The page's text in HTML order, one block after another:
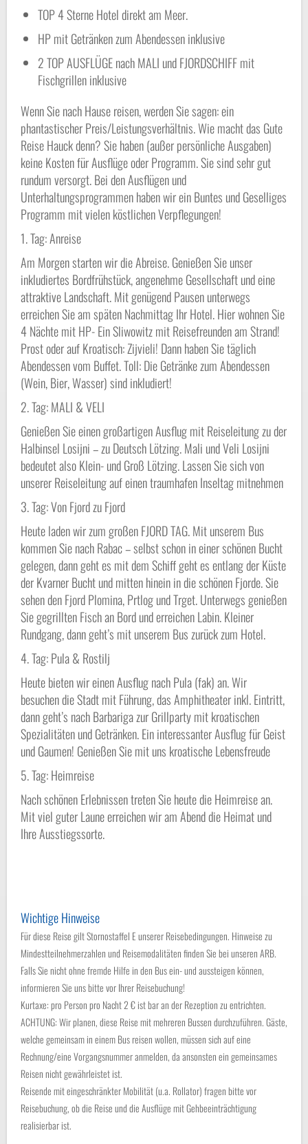
TOP 4 Sterne Hotel direkt am Meer.
HP mit Getränken zum Abendessen inklusive
2 TOP AUSFLÜGE nach MALI und FJORDSCHIFF mit
Fischgrillen inklusive
Wenn Sie nach Hause reisen, werden Sie sagen: ein
phantastischer Preis/Leistungsverhältnis. Wie macht das Gute
Reise Hauck denn? Sie haben (außer persönliche Ausgaben)
keine Kosten für Ausflüge oder Programm. Sie sind sehr gut
rundum versorgt. Bei den Ausflügen und
Unterhaltungsprogrammen haben wir ein Buntes und Geselliges
Programm mit vielen köstlichen Verpflegungen!
1. Tag: Anreise
Am Morgen starten wir die Abreise. Genießen Sie unser
inkludiertes Bordfrühstück, angenehme Gesellschaft und eine
attraktive Landschaft. Mit genügend Pausen unterwegs
erreichen Sie am späten Nachmittag Ihr Hotel. Hier wohnen Sie
4 Nächte mit HP- Ein Sliwowitz mit Reisefreunden am Strand!
Prost oder auf Kroatisch: Zijvieli! Dann haben Sie täglich
Abendessen vom Buffet. Toll: Die Getränke zum Abendessen
(Wein, Bier, Wasser) sind inkludiert!
2. Tag: MALI & VELI
Genießen Sie einen großartigen Ausflug mit Reiseleitung zu der
Halbinsel Losijni – zu Deutsch Lötzing. Mali und Veli Losijni
bedeutet also Klein- und Groß Lötzing. Lassen Sie sich von
unserer Reiseleitung auf einen traumhafen Inseltag mitnehmen
3. Tag: Von Fjord zu Fjord
Heute laden wir zum großen FJORD TAG. Mit unserem Bus
kommen Sie nach Rabac – selbst schon in einer schönen Bucht
gelegen, dann geht es mit dem Schiff geht es entlang der Küste
der Kvarner Bucht und mitten hinein in die schönen Fjorde. Sie
sehen den Fjord Plomina, Prtlog und Trget. Unterwegs genießen
Sie gegrillten Fisch an Bord und erreichen Labin. Kleiner
Rundgang, dann geht’s mit unserem Bus zurück zum Hotel.
4. Tag: Pula & Rostilj
Heute bieten wir einen Ausflug nach Pula (fak) an. Wir
besuchen die Stadt mit Führung, das Amphitheater inkl. Eintritt,
dann geht’s nach Barbariga zur Grillparty mit kroatischen
Spezialitäten und Getränken. Ein interessanter Ausflug für Geist
und Gaumen! Genießen Sie mit uns kroatische Lebensfreude
5. Tag: Heimreise
Nach schönen Erlebnissen treten Sie heute die Heimreise an.
Mit viel guter Laune erreichen wir am Abend die Heimat und
Ihre Ausstiegssorte.
Wichtige Hinweise
Für diese Reise gilt Stornostaffel E unserer Reisebedingungen. Hinweise zu
Mindestteilnehmerzahlen und Reisemodalitäten finden Sie bei unseren ARB.
Falls Sie nicht ohne fremde Hilfe in den Bus ein- und aussteigen können,
informieren Sie uns bitte vor Ihrer Reisebuchung!
Kurtaxe: pro Person pro Nacht 2 € ist bar an der Rezeption zu entrichten.
ACHTUNG: Wir planen, diese Reise mit mehreren Bussen durchzuführen. Gäste,
welche gemeinsam in einem Bus reisen wollen, müssen sich auf eine
Rechnung/eine Vorgangsnummer anmelden, da ansonsten ein gemeinsames
Reisen nicht gewährleistet ist.
Reisende mit eingeschränkter Mobilität (u.a. Rollator) fragen bitte vor
Reisebuchung, ob die Reise und die Ausflüge mit Gehbeeinträchtigung
realisierbar ist.